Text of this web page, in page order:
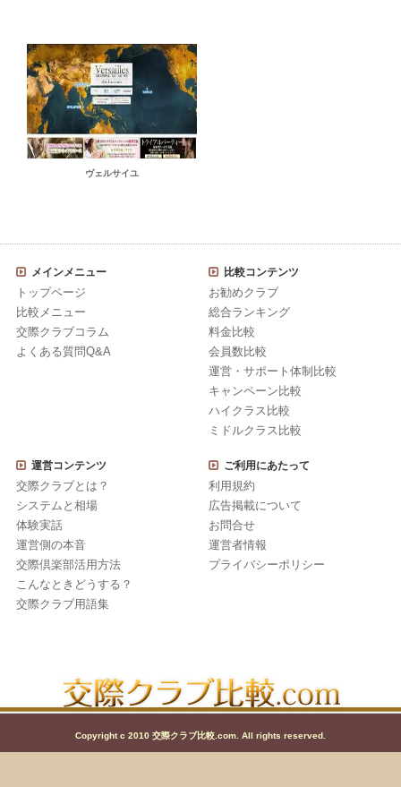
ヴェルサイユ
メインメニュー
トップページ
比較メニュー
交際クラブコラム
よくある質問Q&A
比較コンテンツ
お勧めクラブ
総合ランキング
料金比較
会員数比較
運営・サポート体制比較
キャンペーン比較
ハイクラス比較
ミドルクラス比較
運営コンテンツ
交際クラブとは？
システムと相場
体験実話
運営側の本音
交際倶楽部活用方法
こんなときどうする？
交際クラブ用語集
ご利用にあたって
利用規約
広告掲載について
お問合せ
運営者情報
プライバシーポリシー
Copyright c 2010 交際クラブ比較.com. All rights reserved.